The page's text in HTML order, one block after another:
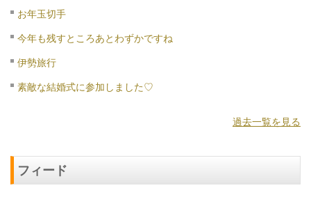
お年玉切手
今年も残すところあとわずかですね
伊勢旅行
素敵な結婚式に参加しました♡
過去一覧を見る
フィード